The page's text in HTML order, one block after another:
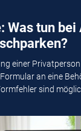
Was tun bei
einer
an eine
sind